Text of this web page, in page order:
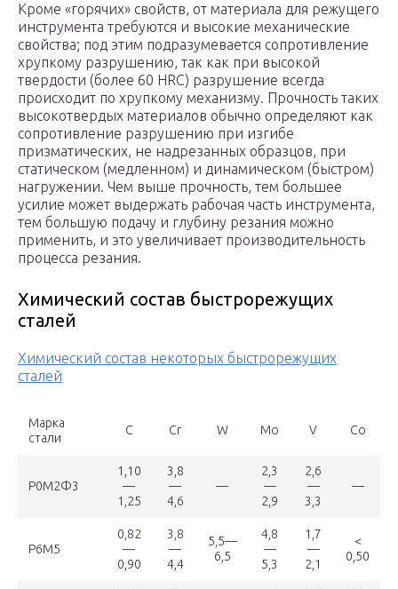
Кроме «горячих» свойств, от материала для режущего
инструмента требуются и высокие механические
свойства; под этим подразумевается сопротивление
хрупкому разрушению, так как при высокой
твердости (более 60 HRC) разрушение всегда
происходит по хрупкому механизму. Прочность таких
высокотвердых материалов обычно определяют как
сопротивление разрушению при изгибе
призматических, не надрезанных образцов, при
статическом (медленном) и динамическом (быстром)
нагружении. Чем выше прочность, тем большее
усилие может выдержать рабочая часть инструмента,
тем большую подачу и глубину резания можно
применить, и это увеличивает производительность
процесса резания.
Химический состав быстрорежущих
сталей
Химический состав некоторых быстрорежущих
сталей
Марка
стали
C Cr W Mo V Co
Р0М2Ф3
1,10
—
1,25
3,8
—
4,6
—
2,3
—
2,9
2,6
—
3,3
—
Р6М5
0,82
—
0,90
3,8
—
4,4
5,5—
6,5
4,8
—
5,3
1,7
—
2,1
<
0,50